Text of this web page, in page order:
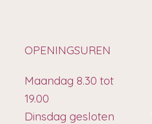
Maandag 8.30 tot
19.00
Dinsdag gesloten
OPENINGSUREN